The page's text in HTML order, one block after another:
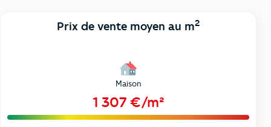
Prix de vente moyen au m2
Maison
1 307 €/m²